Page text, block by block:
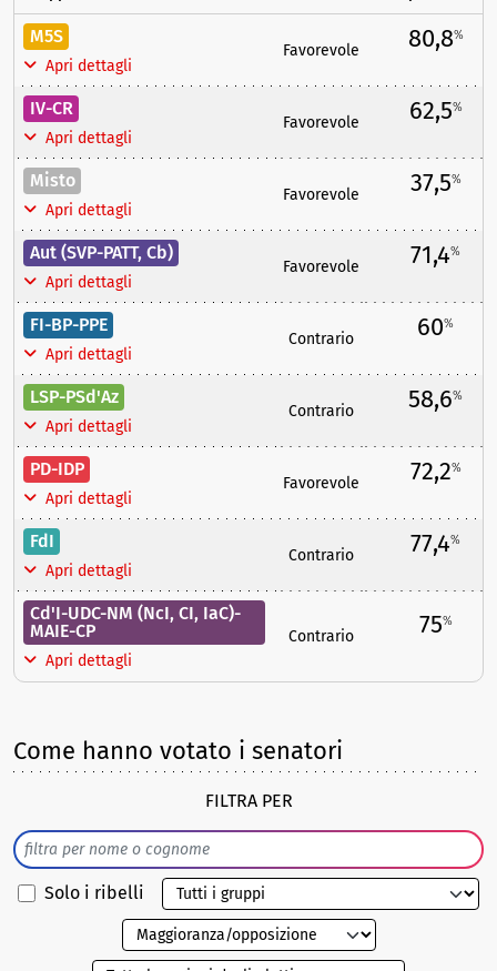
M5S
Apri dettagli
Favorevole 80,8%
IV-CR
Apri dettagli
Favorevole 62,5%
Misto
Apri dettagli
Favorevole 37,5%
Aut (SVP-PATT, Cb)
Apri dettagli
Favorevole 71,4%
FI-BP-PPE
Apri dettagli
Contrario 60%
LSP-PSd'Az
Apri dettagli
Contrario 58,6%
PD-IDP
Apri dettagli
Favorevole 72,2%
FdI
Apri dettagli
Contrario 77,4%
Cd'I-UDC-NM (NcI, CI, IaC)-
MAIE-CP
Apri dettagli
Contrario 75%
Come hanno votato i senatori
FILTRA PER
Solo i ribelli